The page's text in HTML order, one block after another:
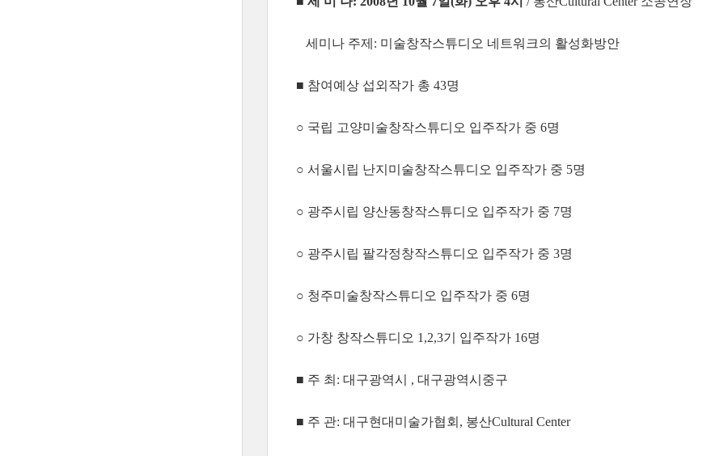
세미나 주제: 미술창작스튜디오 네트워크의 활성화방안
■ 참여예상 섭외작가 총 43명
○ 국립 고양미술창작스튜디오 입주작가 중 6명
○ 서울시립 난지미술창작스튜디오 입주작가 중 5명
○ 광주시립 양산동창작스튜디오 입주작가 중 7명
○ 광주시립 팔각정창작스튜디오 입주작가 중 3명
○ 청주미술창작스튜디오 입주작가 중 6명
○ 가창 창작스튜디오 1,2,3기 입주작가 16명
■ 주 최: 대구광역시 , 대구광역시중구
■ 주 관: 대구현대미술가협회, 봉산Cultural Center